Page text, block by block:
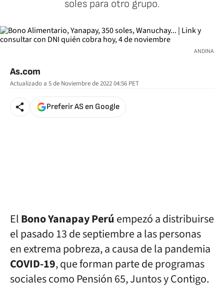
soles para otro grupo.
ANDINA
As.com
Actualizado a 5 de Noviembre de 2022 04:56 PET
Preferir AS en Google
ElBono Yanapay Perú empezó a distribuirse
el pasado 13 de septiembre a las personas
en extrema pobreza, a causa de la pandemia
COVID-19, que forman parte de programas
sociales como Pensión 65, Juntos y Contigo.